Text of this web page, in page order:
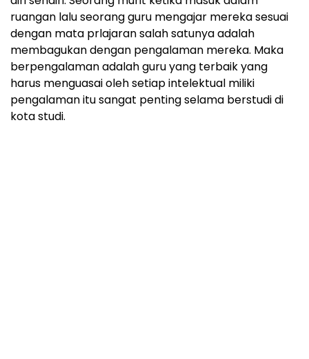
ruangan lalu seorang guru mengajar mereka sesuai
dengan mata prlajaran salah satunya adalah
membagukan dengan pengalaman mereka. Maka
berpengalaman adalah guru yang terbaik yang
harus menguasai oleh setiap intelektual miliki
pengalaman itu sangat penting selama berstudi di
kota studi.